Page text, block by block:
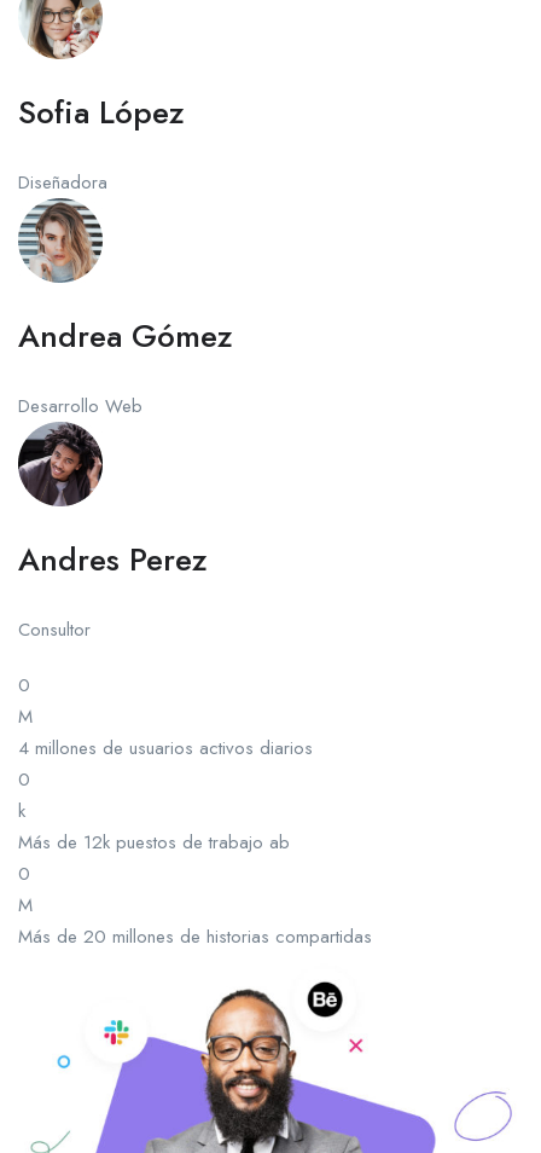
Sofia López
Diseñadora
Andrea Gómez
Desarrollo Web
Andres Perez
Consultor
0
M
4 millones de usuarios activos diarios
0
k
Más de 12k puestos de trabajo ab
0
M
Más de 20 millones de historias compartidas